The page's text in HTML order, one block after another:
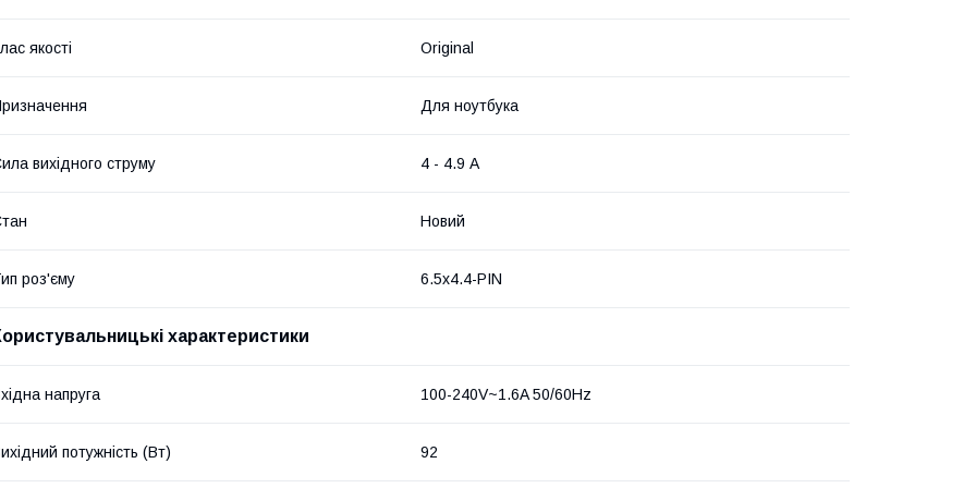
якості Original
Для ноутбука
вихідного струму 4 - 4.9 А
Новий
роз'єму 6.5х4.4-PIN
характеристики
напруга 100-240V~1.6A 50/60Hz
потужність (Вт) 92